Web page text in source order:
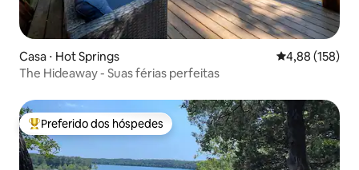
Casa ⋅ Hot Springs 4,88 de uma
4,88 (158)
The Hideaway - Suas férias perfeitas
Entre os melhores preferidos dos hóspedes
Preferido dos hóspedes